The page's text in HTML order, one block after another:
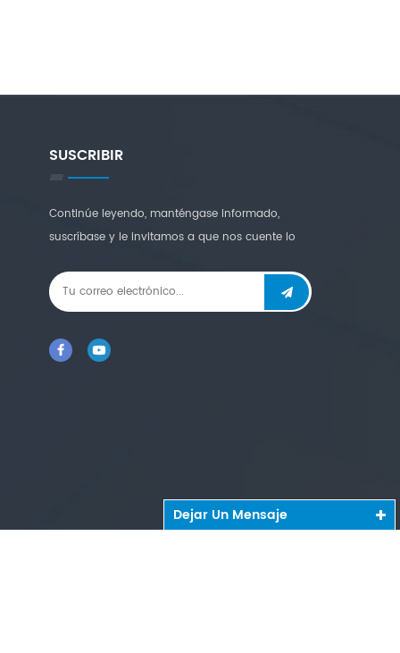
SUSCRIBIR
Continúe leyendo, manténgase informado,
suscríbase y le invitamos a que nos cuente lo
Dejar Un Mensaje